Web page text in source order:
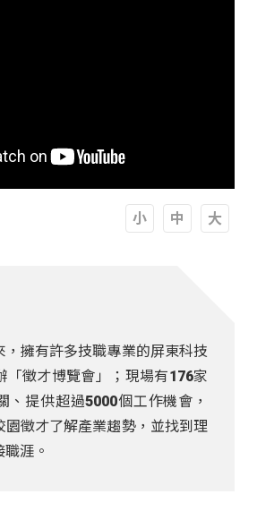
，擁有許多技職專業的屏東科技
「徵才博覽會」；現場有176家
、提供超過5000個工作機會，
園徵才了解產業趨勢，並找到理
涯。